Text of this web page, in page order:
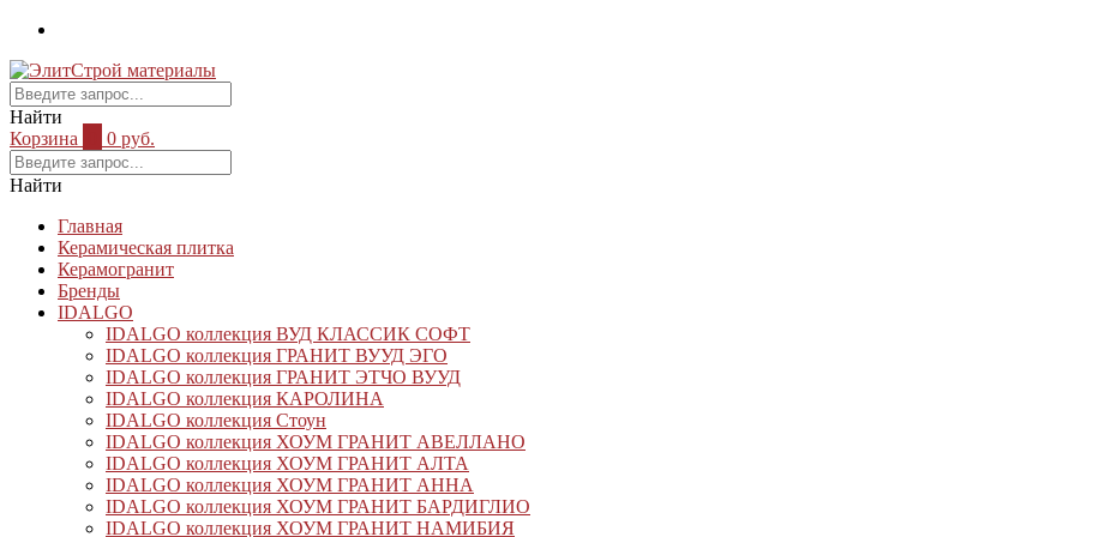
Найти
Корзина
0 руб.
Найти
Главная
Керамическая плитка
Керамогранит
Бренды
IDALGO
IDALGO коллекция ВУД КЛАССИК СОФТ
IDALGO коллекция ГРАНИТ ВУУД ЭГО
IDALGO коллекция ГРАНИТ ЭТЧО ВУУД
IDALGO коллекция КАРОЛИНА
IDALGO коллекция Стоун
IDALGO коллекция ХОУМ ГРАНИТ АВЕЛЛАНО
IDALGO коллекция ХОУМ ГРАНИТ АЛТА
IDALGO коллекция ХОУМ ГРАНИТ АННА
IDALGO коллекция ХОУМ ГРАНИТ БАРДИГЛИО
IDALGO коллекция ХОУМ ГРАНИТ НАМИБИЯ